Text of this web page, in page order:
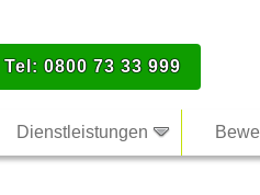
Tel: 0800 73 33 999
Dienstleistungen